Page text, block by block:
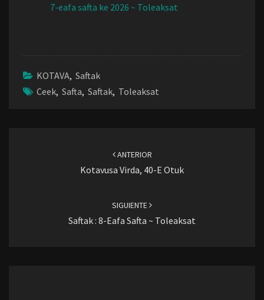
7-eafa safta ke 2026 ~ Toleaksat
KOTAVA, Saftak
Ceek, Safta, Saftak, Toleaksat
ANTERIOR
Kotavusa Virda, 40-E Otuk
SIGUIENTE
Saftak : 8-Eafa Safta ~ Toleaksat